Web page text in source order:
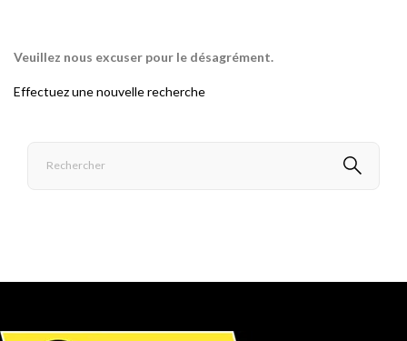
Veuillez nous excuser pour le désagrément.
Effectuez une nouvelle recherche